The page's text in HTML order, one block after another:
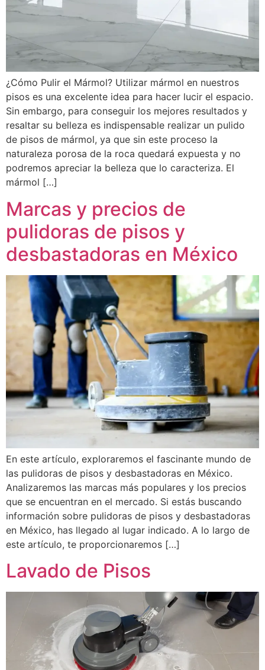
¿Cómo Pulir el Mármol? Utilizar mármol en nuestros
pisos es una excelente idea para hacer lucir el espacio.
Sin embargo, para conseguir los mejores resultados y
resaltar su belleza es indispensable realizar un pulido
de pisos de mármol, ya que sin este proceso la
naturaleza porosa de la roca quedará expuesta y no
podremos apreciar la belleza que lo caracteriza. El
mármol […]
Marcas y precios de
pulidoras de pisos y
desbastadoras en México
En este artículo, exploraremos el fascinante mundo de
las pulidoras de pisos y desbastadoras en México.
Analizaremos las marcas más populares y los precios
que se encuentran en el mercado. Si estás buscando
información sobre pulidoras de pisos y desbastadoras
en México, has llegado al lugar indicado. A lo largo de
este artículo, te proporcionaremos […]
Lavado de Pisos